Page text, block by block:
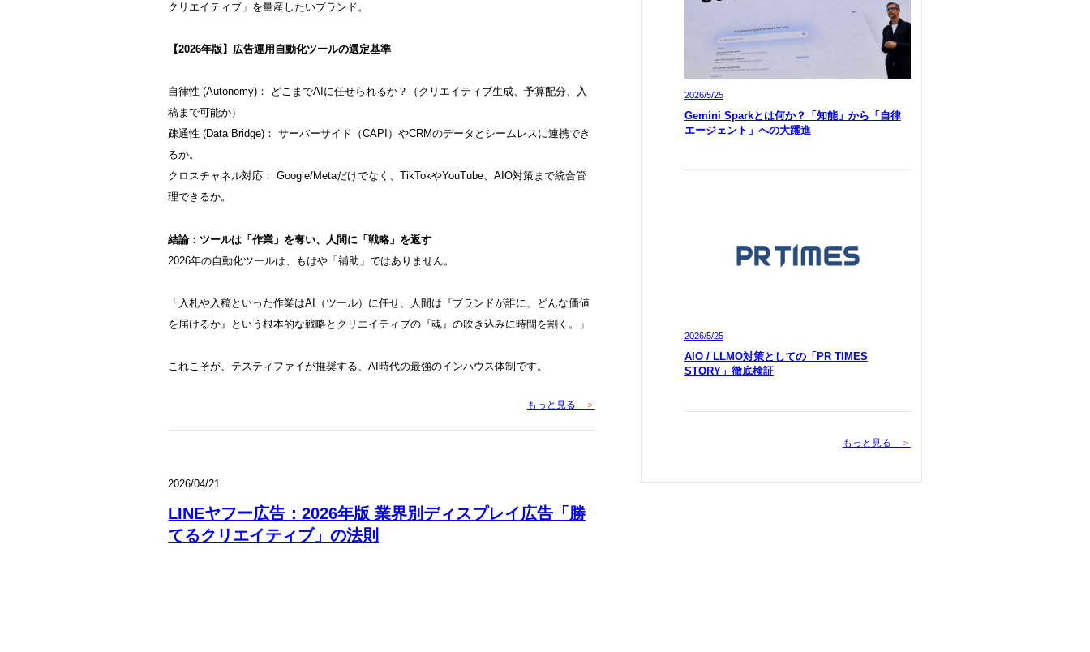
クリエイティブ」を量産したいブランド。
【2026年版】広告運用自動化ツールの選定基準
自律性 (Autonomy)： どこまでAIに任せられるか？（クリエイティブ生成、予算配分、入
稿まで可能か）
疎通性 (Data Bridge)： サーバーサイド（CAPI）やCRMのデータとシームレスに連携でき
るか。
クロスチャネル対応： Google/Metaだけでなく、TikTokやYouTube、AIO対策まで統合管
理できるか。
結論：ツールは「作業」を奪い、人間に「戦略」を返す
2026年の自動化ツールは、もはや「補助」ではありません。
「入札や入稿といった作業はAI（ツール）に任せ、人間は『ブランドが誰に、どんな価値
を届けるか』という根本的な戦略とクリエイティブの『魂』の吹き込みに時間を割く。」
これこそが、テスティファイが推奨する、AI時代の最強のインハウス体制です。
もっと見る ＞
2026/04/21
LINEヤフー広告：2026年版 業界別ディスプレイ広告「勝
てるクリエイティブ」の法則
2026/5/25
Gemini Sparkとは何か？「知能」から「自律
エージェント」への大躍進
2026/5/25
AIO / LLMO対策としての「PR TIMES
STORY」徹底検証
もっと見る ＞